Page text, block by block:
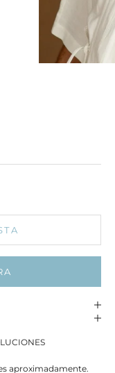
aproximadamente.